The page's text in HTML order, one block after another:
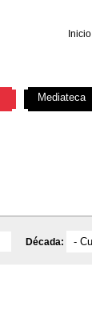
Inicio
Década:
Mediateca